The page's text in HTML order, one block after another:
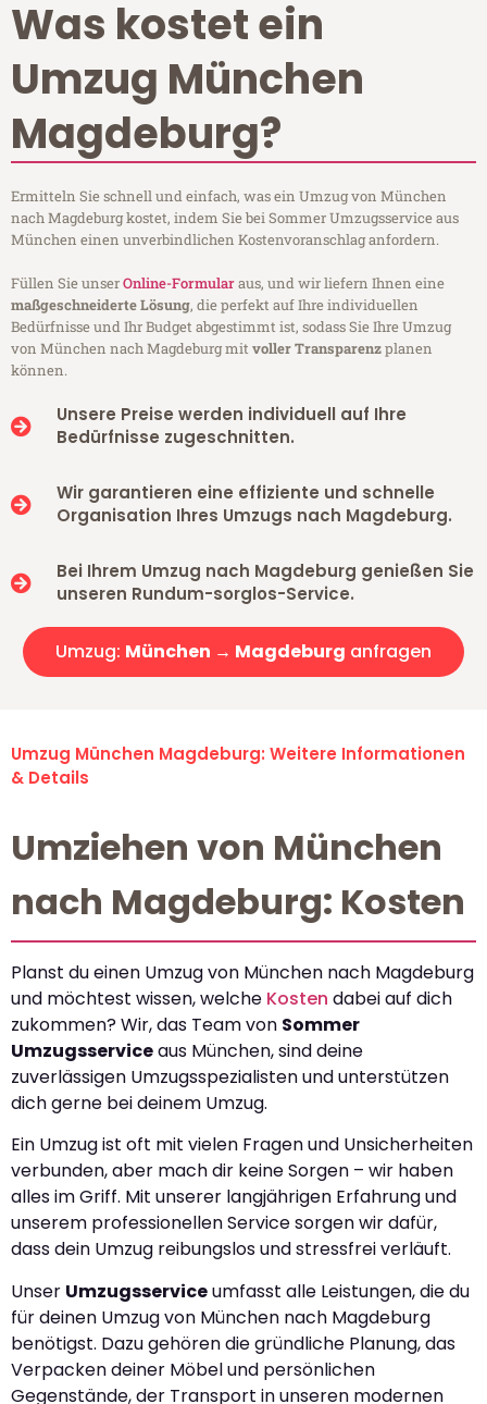
Was kostet ein
Umzug München
Magdeburg?
Ermitteln Sie schnell und einfach, was ein Umzug von München
nach Magdeburg kostet, indem Sie bei Sommer Umzugsservice aus
München einen unverbindlichen Kostenvoranschlag anfordern.
Füllen Sie unserOnline-Formularaus, und wir liefern Ihnen eine
maßgeschneiderte Lösung, die perfekt auf Ihre individuellen
Bedürfnisse und Ihr Budget abgestimmt ist, sodass Sie Ihre Umzug
von München nach Magdeburg mitvoller Transparenzplanen
können.
Unsere Preise werden individuell auf Ihre
Bedürfnisse zugeschnitten.
Wir garantieren eine effiziente und schnelle
Organisation Ihres Umzugs nach Magdeburg.
Bei Ihrem Umzug nach Magdeburg genießen Sie
unseren Rundum-sorglos-Service.
Umzug: München → Magdeburg anfragen
Umzug München Magdeburg: Weitere Informationen
& Details
Umziehen von München
nach Magdeburg: Kosten
Planst du einen Umzug von München nach Magdeburg
und möchtest wissen, welche Kosten dabei auf dich
zukommen? Wir, das Team von Sommer
Umzugsserviceaus München, sind deine
zuverlässigen Umzugsspezialisten und unterstützen
dich gerne bei deinem Umzug.
Ein Umzug ist oft mit vielen Fragen und Unsicherheiten
verbunden, aber mach dir keine Sorgen – wir haben
alles im Griff. Mit unserer langjährigen Erfahrung und
unserem professionellen Service sorgen wir dafür,
dass dein Umzug reibungslos und stressfrei verläuft.
Unser Umzugsserviceumfasst alle Leistungen, die du
für deinen Umzug von München nach Magdeburg
benötigst. Dazu gehören die gründliche Planung, das
Verpacken deiner Möbel und persönlichen
Gegenstände, der Transport in unseren modernen